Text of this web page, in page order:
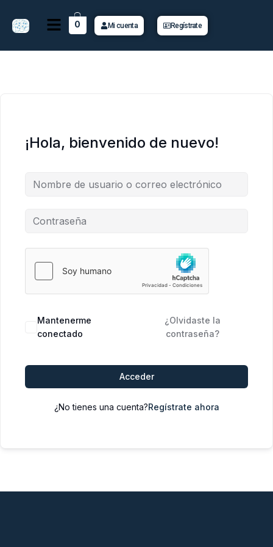
contenido
Menú0 Mi cuenta Regístrate
¡Hola, bienvenido de nuevo!
Mantenerme
conectado
¿Olvidaste la
contraseña?
Acceder
¿No tienes una cuenta?Regístrate ahora